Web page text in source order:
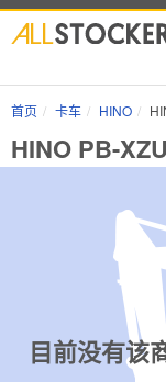
首页 卡车 HINO
HINO PB-
目前没有该